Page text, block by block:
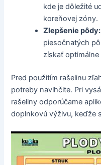
kde je dôležité
koreňovej zóny.
Zlepšenie pôdy:
piesočnatých
získať
Pred použitím rašelinu
potreby navlhčite. Pri
rašeliny odporúčame
doplnkovú výživu, keďže